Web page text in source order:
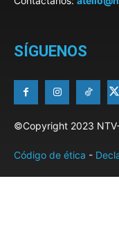
SÍGUENOS
©Copyright 2023
Código de ética -